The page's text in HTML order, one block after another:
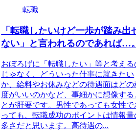
転職
「転職したいけど一歩が踏み出
ない」と言われるのであれば…。
おぼろげに「転職したい」等と考える
じゃなく、どういった仕事に就きたい
か、給料やお休みなどの待遇面はどの
度がいいのかなど、事細かに想像する
とが肝要です。男性であっても女性で
っても、転職成功のポイントは情報量
多さだと思います。高待遇の...